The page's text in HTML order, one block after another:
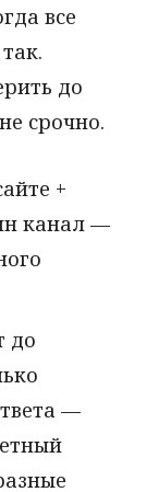
все
до
срочно.
+
канал —
до
—